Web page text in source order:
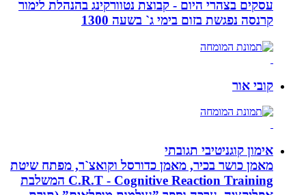
עסקים בצהרי היום - קבוצת נטוורקינג בהנהלת לימור
קרנסה נפגשת בזום בימי ג` בשעה 1300
קובי אור
אימון קוגניטיבי תגובתי
מאמן כושר בכיר, מאמן כדורסל וקואצ`ר, מפתח שיטת
C.R.T - Cognitive Reaction Training המשלבת